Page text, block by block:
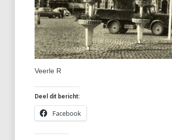
Veerle R
Deel dit bericht:
Facebook